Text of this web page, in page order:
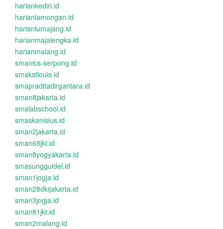
hariankediri.id
harianlamongan.id
harianlumajang.id
harianmajalengka.id
harianmalang.id
smanics-serpong.id
smakstlouis.id
smapraditadirgantara.id
sman8jakarta.id
smalabschool.id
smaskanisius.id
sman2jakarta.id
sman68jkt.id
sman8yogyakarta.id
smasungguldel.id
sman1jogja.id
sman28dkijakarta.id
sman3jogja.id
sman81jkt.id
sman2malang.id